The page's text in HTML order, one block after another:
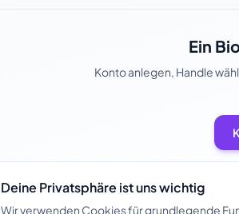
Ein
Konto anlegen, Handle
Deine Privatsphäre ist uns wichtig
Wir verwenden Cookies für grundlegende